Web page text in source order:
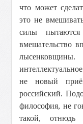
что может
это не
силы
вмешательство
не новый
российский.
философия, не
такой,